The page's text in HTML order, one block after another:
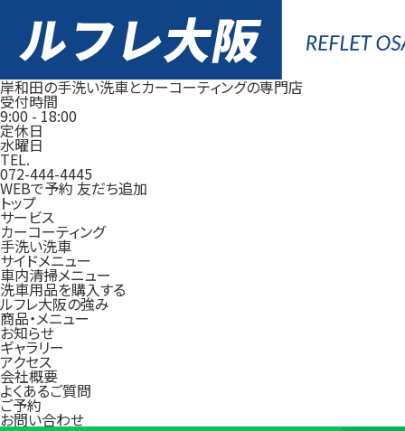
岸和田の手洗い洗車とカーコーティングの専門店
受付時間
9:00 -18:00
定休日
水曜日
TEL.
072-444-4445
WEBで予約 友だち追加
トップ
サービス
カーコーティング
手洗い洗車
サイドメニュー
車内清掃メニュー
洗車用品を購入する
ルフレ大阪の強み
商品・メニュー
お知らせ
ギャラリー
アクセス
会社概要
よくあるご質問
ご予約
お問い合わせ